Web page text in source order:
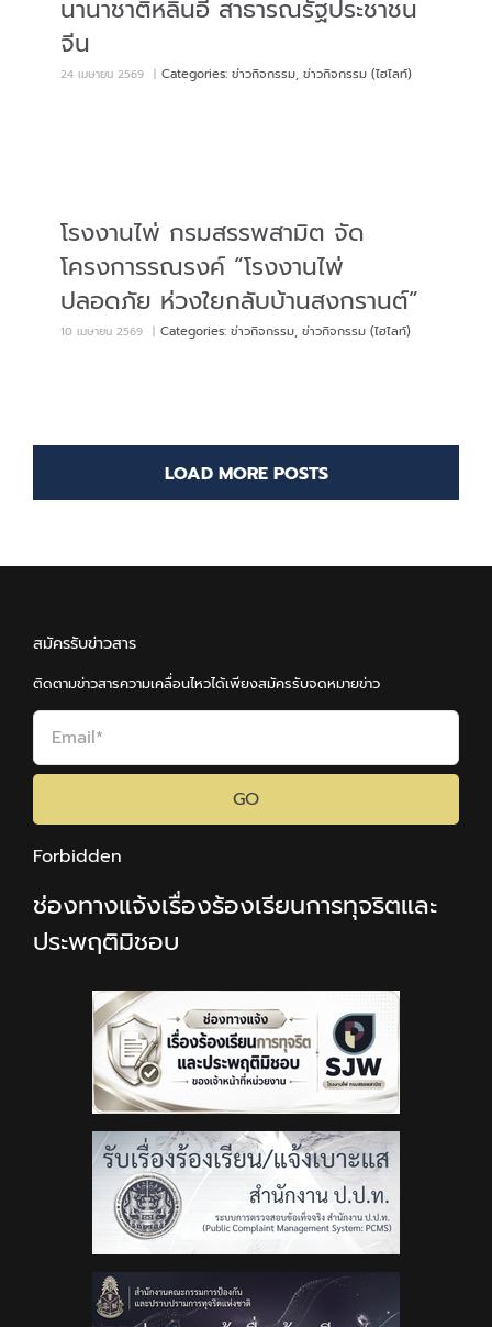
นานาชาติหลินอี๋ สาธารณรัฐประชาชน
จีน
24 เมษายน 2569 Categories: ข่าวกิจกรรม, ข่าวกิจกรรม (ไฮไลท์)
โรงงานไพ่ กรมสรรพสามิต จัด
โครงการรณรงค์ “โรงงานไพ่
ปลอดภัย ห่วงใยกลับบ้านสงกรานต์”
10 เมษายน 2569 Categories: ข่าวกิจกรรม, ข่าวกิจกรรม (ไฮไลท์)
LOAD MORE POSTS
สมัครรับข่าวสาร
ติดตามข่าวสารความเคลื่อนไหวได้เพียงสมัครรับจดหมายข่าว
GO
Forbidden
ช่องทางแจ้งเรื่องร้องเรียนการทุจริตและ
ประพฤติมิชอบ